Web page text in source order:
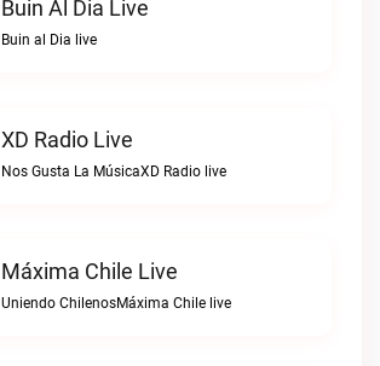
Buin Al Dia Live
Buin al Dia live
XD Radio Live
Nos Gusta La MúsicaXD Radio live
Máxima Chile Live
Uniendo ChilenosMáxima Chile live